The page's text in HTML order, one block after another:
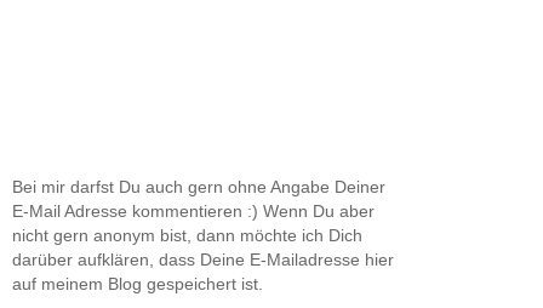
Bei mir darfst Du auch gern ohne Angabe Deiner
E-Mail Adresse kommentieren :) Wenn Du aber
nicht gern anonym bist, dann möchte ich Dich
darüber aufklären, dass Deine E-Mailadresse hier
auf meinem Blog gespeichert ist.